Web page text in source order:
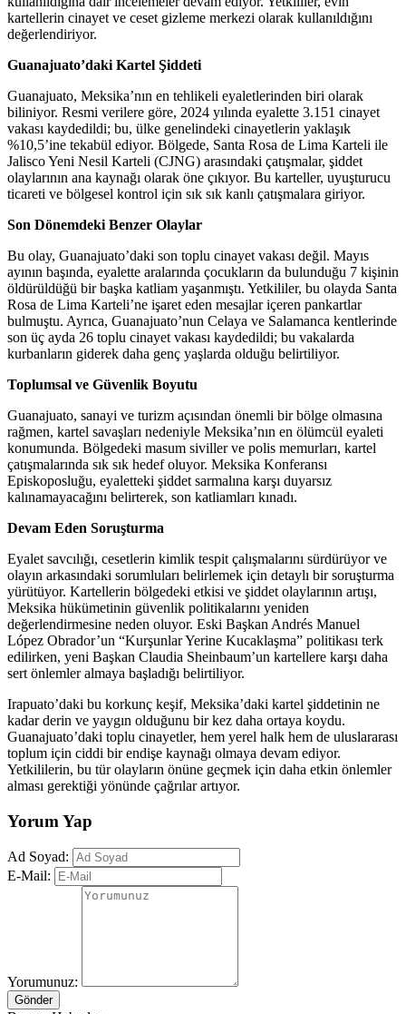
kartellerin cinayet ve ceset gizleme merkezi olarak kullanıldığını
değerlendiriyor.
Guanajuato’daki Kartel Şiddeti
Guanajuato, Meksika’nın en tehlikeli eyaletlerinden biri olarak
biliniyor. Resmi verilere göre, 2024 yılında eyalette 3.151 cinayet
vakası kaydedildi; bu, ülke genelindeki cinayetlerin yaklaşık
%10,5’ine tekabül ediyor. Bölgede, Santa Rosa de Lima Karteli ile
Jalisco Yeni Nesil Karteli (CJNG) arasındaki çatışmalar, şiddet
olaylarının ana kaynağı olarak öne çıkıyor. Bu karteller, uyuşturucu
ticareti ve bölgesel kontrol için sık sık kanlı çatışmalara giriyor.
Son Dönemdeki Benzer Olaylar
Bu olay, Guanajuato’daki son toplu cinayet vakası değil. Mayıs
ayının başında, eyalette aralarında çocukların da bulunduğu 7 kişinin
öldürüldüğü bir başka katliam yaşanmıştı. Yetkililer, bu olayda Santa
Rosa de Lima Karteli’ne işaret eden mesajlar içeren pankartlar
bulmuştu. Ayrıca, Guanajuato’nun Celaya ve Salamanca kentlerinde
son üç ayda 26 toplu cinayet vakası kaydedildi; bu vakalarda
kurbanların giderek daha genç yaşlarda olduğu belirtiliyor.
Toplumsal ve Güvenlik Boyutu
Guanajuato, sanayi ve turizm açısından önemli bir bölge olmasına
rağmen, kartel savaşları nedeniyle Meksika’nın en ölümcül eyaleti
konumunda. Bölgedeki masum siviller ve polis memurları, kartel
çatışmalarında sık sık hedef oluyor. Meksika Konferansı
Episkoposluğu, eyaletteki şiddet sarmalına karşı duyarsız
kalınamayacağını belirterek, son katliamları kınadı.
Devam Eden Soruşturma
Eyalet savcılığı, cesetlerin kimlik tespit çalışmalarını sürdürüyor ve
olayın arkasındaki sorumluları belirlemek için detaylı bir soruşturma
yürütüyor. Kartellerin bölgedeki etkisi ve şiddet olaylarının artışı,
Meksika hükümetinin güvenlik politikalarını yeniden
değerlendirmesine neden oluyor. Eski Başkan Andrés Manuel
López Obrador’un “Kurşunlar Yerine Kucaklaşma” politikası terk
edilirken, yeni Başkan Claudia Sheinbaum’un kartellere karşı daha
sert önlemler almaya başladığı belirtiliyor.
Irapuato’daki bu korkunç keşif, Meksika’daki kartel şiddetinin ne
kadar derin ve yaygın olduğunu bir kez daha ortaya koydu.
Guanajuato’daki toplu cinayetler, hem yerel halk hem de uluslararası
toplum için ciddi bir endişe kaynağı olmaya devam ediyor.
Yetkililerin, bu tür olayların önüne geçmek için daha etkin önlemler
alması gerektiği yönünde çağrılar artıyor.
Yorum Yap
Ad Soyad:
E-Mail:
Yorumunuz:
Gönder